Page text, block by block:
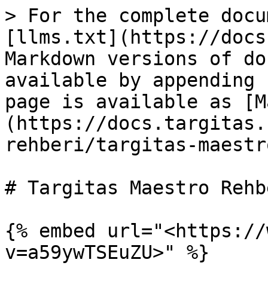
> For the complete
[llms.txt](https://
Markdown versions of
available by
page is available as
(https://
rehberi/targitas-
# Targitas Maestro
{% embed url="<https://
v=a59ywTSEuZU>" %}